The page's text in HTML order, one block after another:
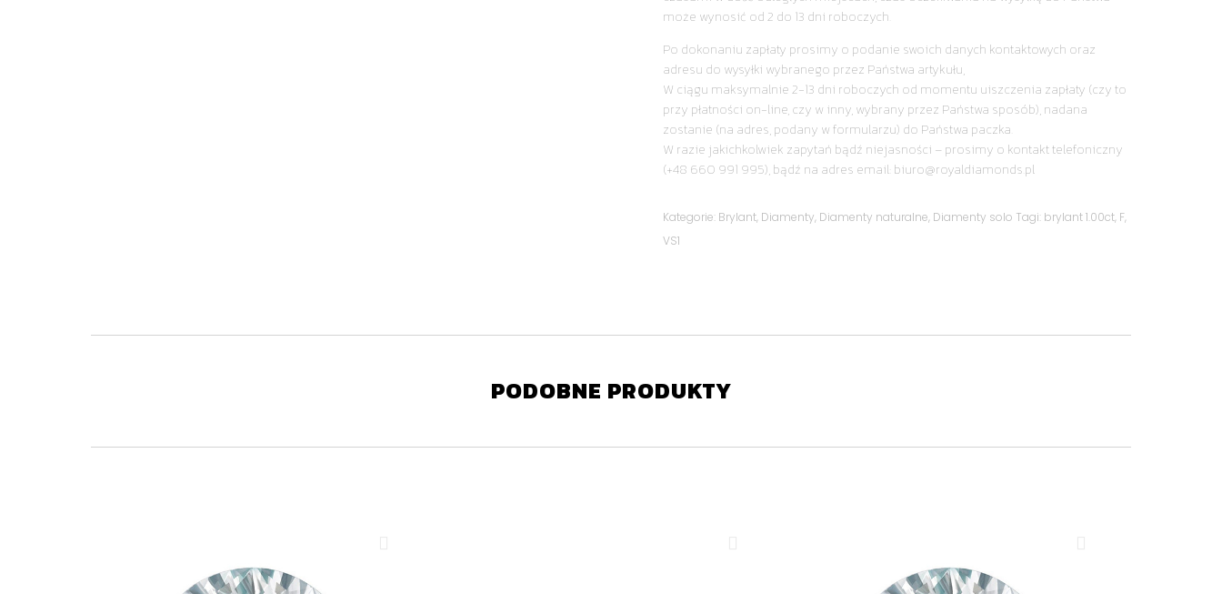
może wynosić od 2 do 13 dni roboczych.
Po dokonaniu zapłaty prosimy o podanie swoich danych kontaktowych oraz
adresu do wysyłki wybranego przez Państwa artykułu,
W ciągu maksymalnie 2-13 dni roboczych od momentu uiszczenia zapłaty (czy to
przy płatności on-line, czy w inny, wybrany przez Państwa sposób), nadana
zostanie (na adres, podany w formularzu) do Państwa paczka.
W razie jakichkolwiek zapytań bądź niejasności – prosimy o kontakt telefoniczny
(+48 660 991 995), bądź na adres email: biuro@royaldiamonds.pl
Kategorie: Brylant, Diamenty, Diamenty naturalne, Diamenty solo Tagi: brylant 1.00ct, F,
VS1
PODOBNE PRODUKTY